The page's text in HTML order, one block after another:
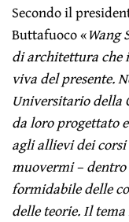
Secondo il
Buttafuoco «Wang
di architettura che
viva del presente.
Universitario della
da loro progettato
agli allievi dei
muovermi –
formidabile delle
delle teorie. Il